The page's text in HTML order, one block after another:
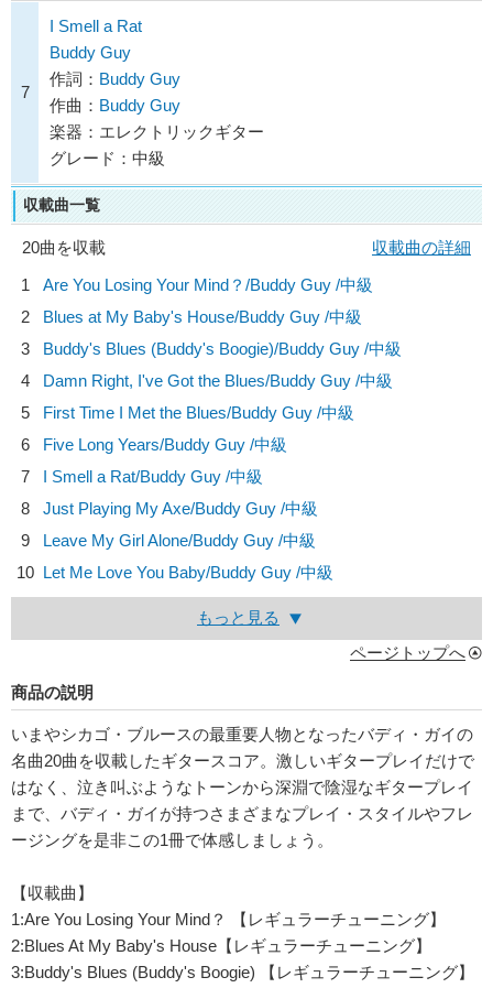
7
I Smell a Rat
Buddy Guy
作詞： Buddy Guy
作曲： Buddy Guy
楽器：エレクトリックギター
グレード：中級
収載曲一覧
20曲を収載
収載曲の詳細
1
Are You Losing Your Mind？/Buddy Guy /中級
2
Blues at My Baby's House/Buddy Guy /中級
3
Buddy's Blues (Buddy's Boogie)/Buddy Guy /中級
4
Damn Right, I've Got the Blues/Buddy Guy /中級
5
First Time I Met the Blues/Buddy Guy /中級
6
Five Long Years/Buddy Guy /中級
7
I Smell a Rat/Buddy Guy /中級
8
Just Playing My Axe/Buddy Guy /中級
9
Leave My Girl Alone/Buddy Guy /中級
10 Let Me Love You Baby/Buddy Guy /中級
もっと見る
ページトップへ
商品の説明
いまやシカゴ・ブルースの最重要人物となったバディ・ガイの
名曲20曲を収載したギタースコア。激しいギタープレイだけで
はなく、泣き叫ぶようなトーンから深淵で陰湿なギタープレイ
まで、バディ・ガイが持つさまざまなプレイ・スタイルやフレ
ージングを是非この1冊で体感しましょう。
【収載曲】
1:Are You Losing Your Mind？ 【レギュラーチューニング】
2:Blues At My Baby's House【レギュラーチューニング】
3:Buddy's Blues (Buddy's Boogie) 【レギュラーチューニング】